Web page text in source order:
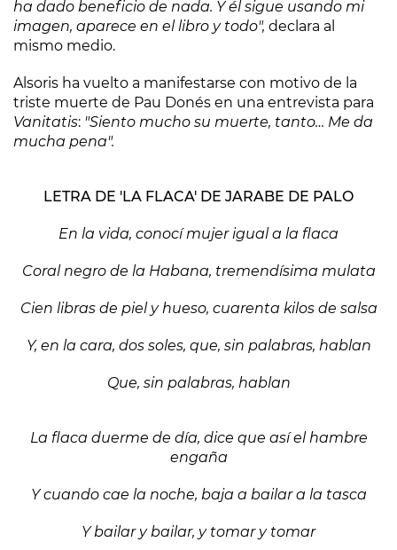
ha dado beneficio de nada. Y él sigue usando mi
imagen, aparece en el libro y todo", declara al
mismo medio.
Alsoris ha vuelto a manifestarse con motivo de la
triste muerte de Pau Donés en una entrevista para
Vanitatis: "Siento mucho su muerte, tanto… Me da
mucha pena".
LETRA DE 'LA FLACA' DE JARABE DE PALO
En la vida, conocí mujer igual a la flaca
Coral negro de la Habana, tremendísima mulata
Cien libras de piel y hueso, cuarenta kilos de salsa
Y, en la cara, dos soles, que, sin palabras, hablan
Que, sin palabras, hablan
La flaca duerme de día, dice que así el hambre
engaña
Y cuando cae la noche, baja a bailar a la tasca
Y bailar y bailar, y tomar y tomar